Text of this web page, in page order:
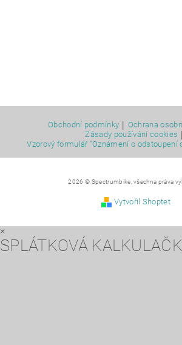
Obchodní podmínky Ochrana
Zásady používání cookies
Vzorový formulář "Oznámení o odstoupení
2026 © Spectrumbike, všechna práva
Vytvořil Shoptet
×
SPLÁTKOVÁ